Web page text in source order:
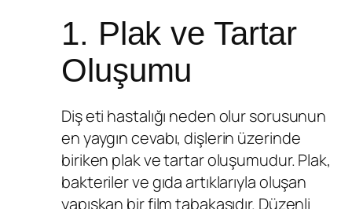
1. Plak ve Tartar
Oluşumu
Diş eti hastalığı neden olur sorusunun
en yaygın cevabı, dişlerin üzerinde
biriken plak ve tartar oluşumudur. Plak,
bakteriler ve gıda artıklarıyla oluşan
yapışkan bir film tabakasıdır. Düzenli